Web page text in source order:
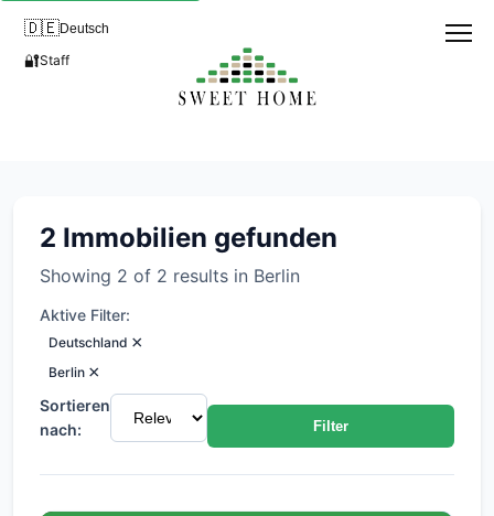
🇩🇪Deutsch
🔐Staff
2 Immobilien gefunden
Showing 2 of 2 results in Berlin
Aktive Filter:
Deutschland ×
Berlin ×
Sortieren
nach:
Filter